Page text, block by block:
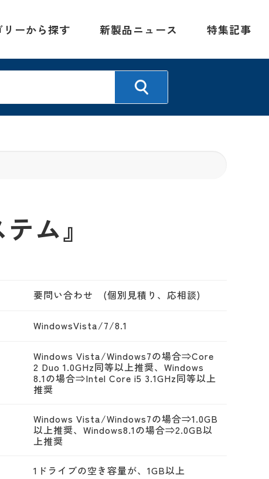
リーから探す 新製品ニュース 特集記事
ム』
要問い合わせ (個別見積り、応相談)
WindowsVista/7/8.1
Windows Vista/Windows7の場合⇒Core
2 Duo 1.0GHz同等以上推奨、Windows
8.1の場合⇒Intel Core i5 3.1GHz同等以上
推奨
Windows Vista/Windows7の場合⇒1.0GB
以上推奨、Windows8.1の場合⇒2.0GB以
上推奨
1ドライブの空き容量が、1GB以上